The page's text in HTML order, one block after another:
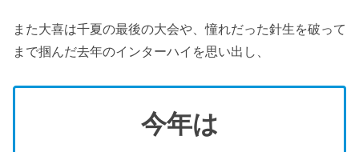
また大喜は千夏の最後の大会や、憧れだった針生を破って
まで掴んだ去年のインターハイを思い出し、
今年は